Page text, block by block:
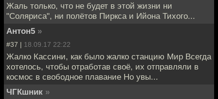
Жаль только, что не будет в этой жизни ни
"Соляриса", ни полётов Пиркса и Ийона Тихого...
Антон5 »
#37 | 18.09.17 22:22
Жалко Кассини, как было жалко станцию Мир Всегда
хотелось, чтобы отработав своё, их отправляли в
космос в свободное плавание Но увы...
ЧГКшник »